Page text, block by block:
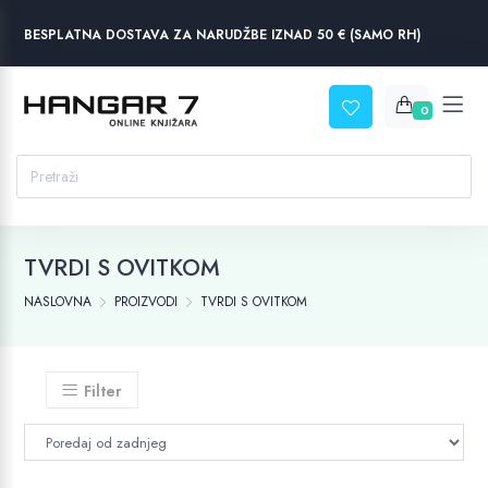
BESPLATNA DOSTAVA ZA NARUDŽBE IZNAD 50 € (SAMO RH)
0
TVRDI S OVITKOM
NASLOVNA PROIZVODI TVRDI S OVITKOM
Filter